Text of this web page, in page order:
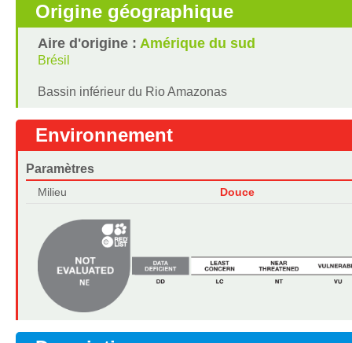
Origine géographique
Aire d'origine : Amérique du sud
Brésil
Bassin inférieur du Rio Amazonas
Environnement
Paramètres
Milieu Douce